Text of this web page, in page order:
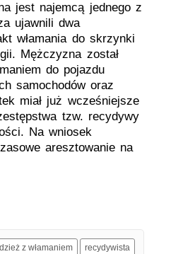
jest najemcą jednego z
ujawnili dwa
włamania do skrzynki
Mężczyzna został
do pojazdu
samochodów oraz
miał już wcześniejsze
tzw. recydywy
Na wniosek
aresztowanie na
z włamaniem recydywista